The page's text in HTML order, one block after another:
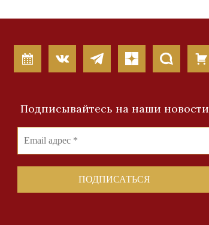
Подписывайтесь на наши новости